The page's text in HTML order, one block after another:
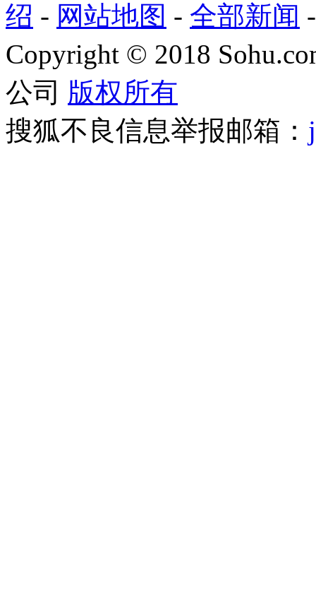
绍 - 网站地图 - 全部新闻
Copyright © 2018
公司 版权所有
搜狐不良信息举报邮箱：